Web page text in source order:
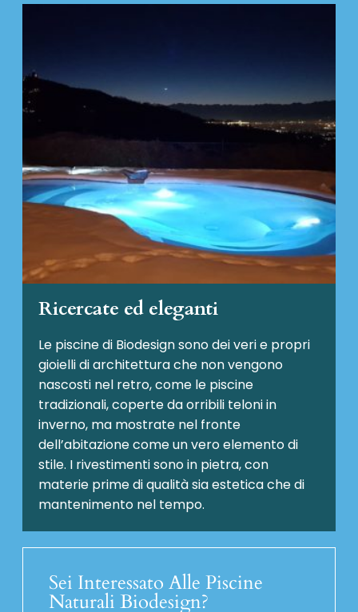
Ricercate ed eleganti
Le piscine di Biodesign sono dei veri e propri
gioielli di architettura che non vengono
nascosti nel retro, come le piscine
tradizionali, coperte da orribili teloni in
inverno, ma mostrate nel fronte
dell’abitazione come un vero elemento di
stile. I rivestimenti sono in pietra, con
materie prime di qualità sia estetica che di
mantenimento nel tempo.
Sei Interessato Alle Piscine
Naturali Biodesign?